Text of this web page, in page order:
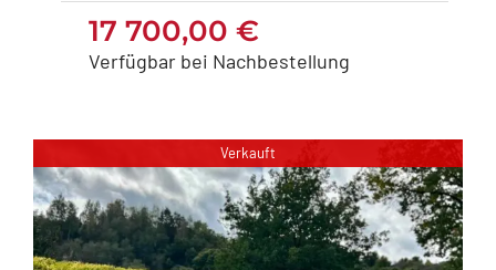
Volkswagen Passat
GTE 2020.
17 700,00 €
Verfügbar bei Nachbestellung
Verkauft